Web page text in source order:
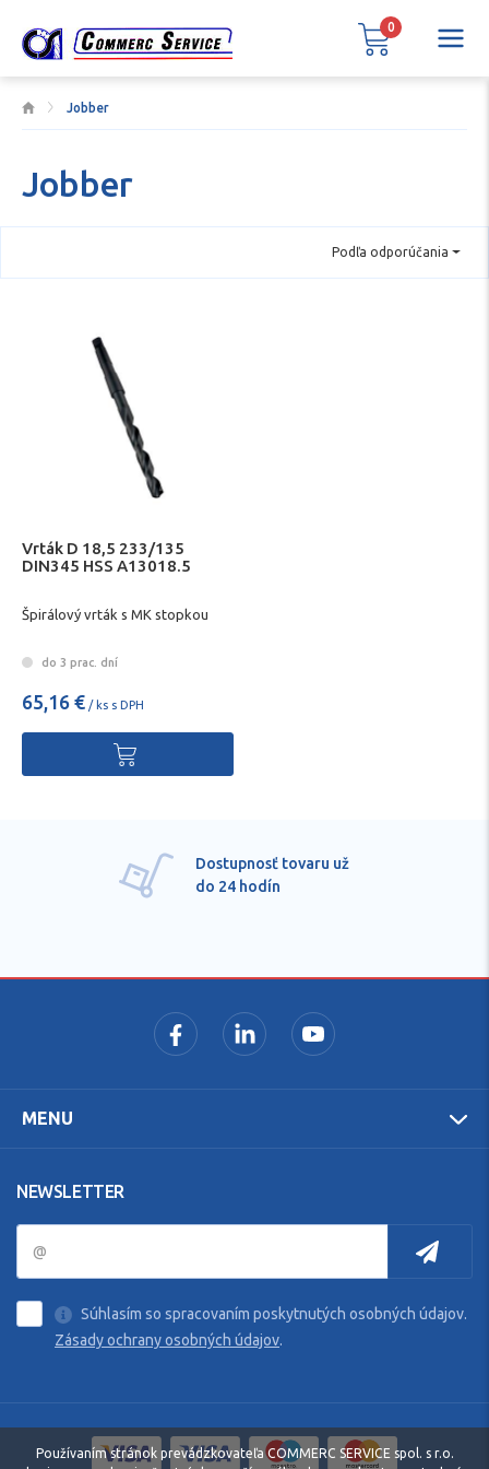
Jobber
Jobber
Podľa odporúčania
Vrták D 18,5 233/135
DIN345 HSS A13018.5
Špirálový vrták s MK stopkou
do 3 prac. dní
65,16 € / ks s DPH
Dostupnosť tovaru už
do 24 hodín
MENU
NEWSLETTER
Súhlasím so spracovaním poskytnutých osobných údajov.
Zásady ochrany osobných údajov.
0
Používaním stránok prevádzkovateľa COMMERC SERVICE spol. s r.o.